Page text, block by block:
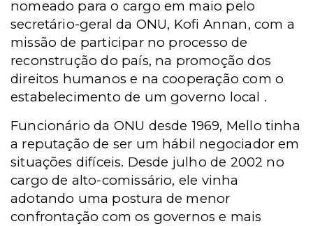
nomeado para o cargo em maio pelo
secretário-geral da ONU, Kofi Annan, com a
missão de participar no processo de
reconstrução do país, na promoção dos
direitos humanos e na cooperação com o
estabelecimento de um governo local .
Funcionário da ONU desde 1969, Mello tinha
a reputação de ser um hábil negociador em
situações difíceis. Desde julho de 2002 no
cargo de alto-comissário, ele vinha
adotando uma postura de menor
confrontação com os governos e mais